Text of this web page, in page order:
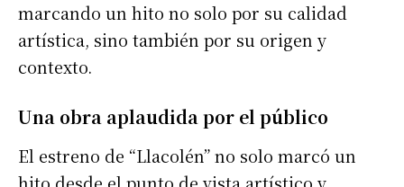
marcando un hito no solo por su calidad
artística, sino también por su origen y
contexto.
Una obra aplaudida por el público
El estreno de “Llacolén” no solo marcó un